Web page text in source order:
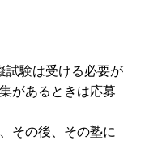
験は受ける必要が
があるときは応募
その後、その塾に